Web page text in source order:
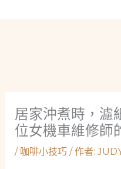
居家沖煮時，濾
位女機車維修師
/ 咖啡小技巧/ 作者: